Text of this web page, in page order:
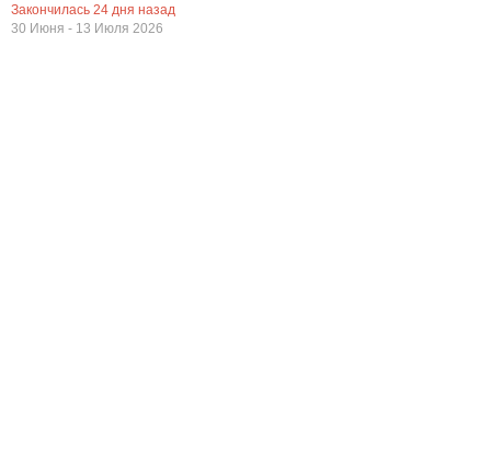
Закончилась 24 дня назад
30 Июня - 13 Июля 2026